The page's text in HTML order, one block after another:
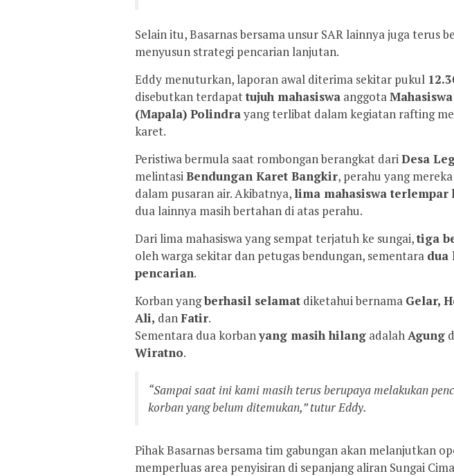
Selain itu, Basarnas bersama unsur SAR lainnya juga terus
menyusun strategi pencarian lanjutan.
Eddy menuturkan, laporan awal diterima sekitar pukul
disebutkan terdapattujuh mahasiswa anggota
(Mapala) Polindrayang terlibat dalam kegiatan rafting
karet.
Peristiwa bermula saat rombongan berangkat dariDesa
melintasiBendungan Karet Bangkir, perahu yang
dalam pusaran air. Akibatnya,lima mahasiswa terlempar
dua lainnya masih bertahan di atas perahu.
Dari lima mahasiswa yang sempat terjatuh ke sungai,tiga
oleh warga sekitar dan petugas bendungan, sementara dua
pencarian.
Korban yangberhasil selamat diketahui bernama Gelar,
Ali, danFatir.
Sementara dua korbanyang masih hilang adalahAgung
Wiratno.
“Sampai saat ini kami masih terus berupaya melakukan
korban yang belum ditemukan,” tutur Eddy.
Pihak Basarnas bersama tim gabungan akan melanjutkan
memperluas area penyisiran di sepanjang aliran Sungai